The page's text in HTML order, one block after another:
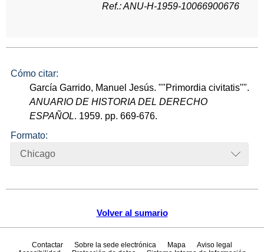
Volver al sumario
Ref.: ANU-H-1959-10066900676
Cómo citar:
García Garrido, Manuel Jesús. ""Primordia civitatis"".
ANUARIO DE HISTORIA DEL DERECHO
ESPAÑOL. 1959. pp. 669-676.
Formato:
Chicago
Contactar Sobre la sede electrónica Mapa
Aviso legal